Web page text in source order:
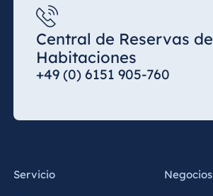
Central de Reservas de
Habitaciones
+49 (0) 6151 905-760
Servicio Negocios